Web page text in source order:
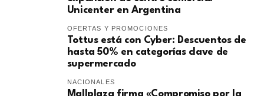
Unicenter en Argentina
OFERTAS Y PROMOCIONES
Tottus está con Cyber: Descuentos de
hasta 50% en categorías clave de
supermercado
NACIONALES
Mallplaza firma «Compromiso por la